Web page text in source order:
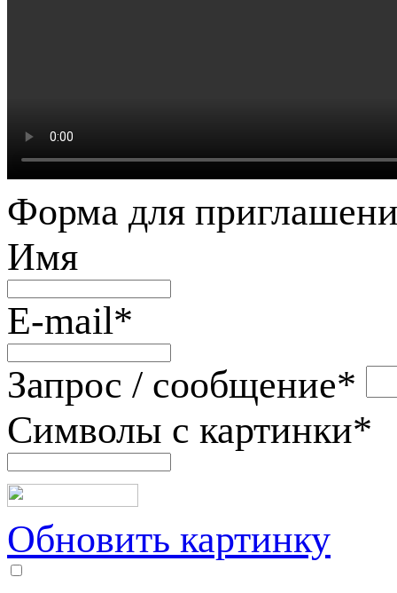
Форма для
Имя
E-mail*
Запрос / сообщение*
Символы с картинки*
Обновить картинку